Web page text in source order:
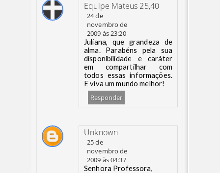
Equipe Mateus 25,40
24 de
novembro de
2009 às 23:20
Juliana, que grandeza de
alma. Parabéns pela sua
disponibilidade e caráter
em compartilhar com
todos essas informações.
E viva um mundo melhor!
Responder
Unknown
25 de
novembro de
2009 às 04:37
Senhora Professora,